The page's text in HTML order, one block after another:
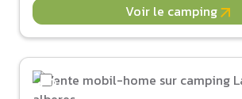
Voir le camping